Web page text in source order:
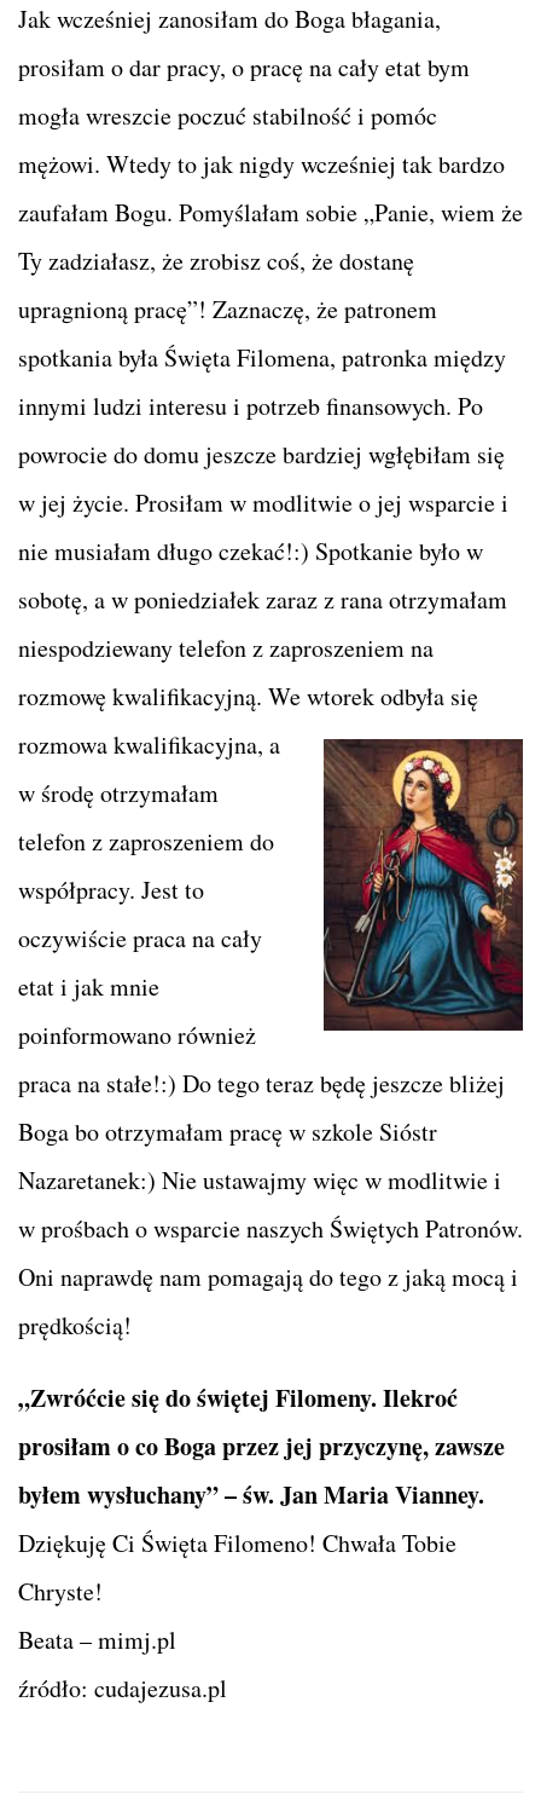
Jak wcześniej zanosiłam do Boga błagania,
prosiłam o dar pracy, o pracę na cały etat bym
mogła wreszcie poczuć stabilność i pomóc
mężowi. Wtedy to jak nigdy wcześniej tak bardzo
zaufałam Bogu. Pomyślałam sobie „Panie, wiem że
Ty zadziałasz, że zrobisz coś, że dostanę
upragnioną pracę”! Zaznaczę, że patronem
spotkania była Święta Filomena, patronka między
innymi ludzi interesu i potrzeb finansowych. Po
powrocie do domu jeszcze bardziej wgłębiłam się
w jej życie. Prosiłam w modlitwie o jej wsparcie i
nie musiałam długo czekać!:) Spotkanie było w
sobotę, a w poniedziałek zaraz z rana otrzymałam
niespodziewany telefon z zaproszeniem na
rozmowę kwalifikacyjną. We wtorek odbyła się
rozmowa kwalifikacyjna, a
w środę otrzymałam
telefon z zaproszeniem do
współpracy. Jest to
oczywiście praca na cały
etat i jak mnie
poinformowano również
praca na stałe!:) Do tego teraz będę jeszcze bliżej
Boga bo otrzymałam pracę w szkole Sióstr
Nazaretanek:) Nie ustawajmy więc w modlitwie i
w prośbach o wsparcie naszych Świętych Patronów.
Oni naprawdę nam pomagają do tego z jaką mocą i
prędkością!
„Zwróćcie się do świętej Filomeny. Ilekroć
prosiłam o co Boga przez jej przyczynę, zawsze
byłem wysłuchany” – św. Jan Maria Vianney.
Dziękuję Ci Święta Filomeno! Chwała Tobie
Chryste!
Beata – mimj.pl
źródło: cudajezusa.pl